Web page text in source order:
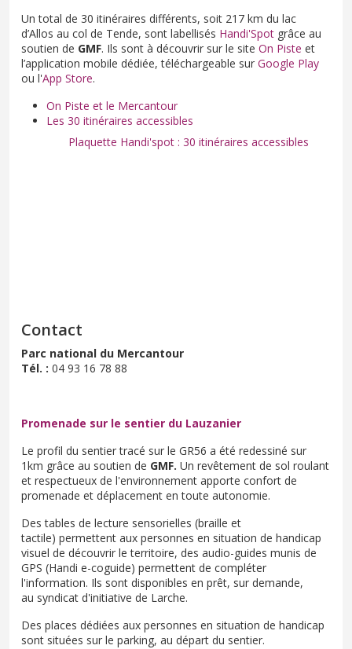
Un total de 30 itinéraires différents, soit 217 km du lac
d’Allos au col de Tende, sont labellisés Handi'Spot grâce au
soutien de GMF. Ils sont à découvrir sur le site On Piste et
l’application mobile dédiée, téléchargeable sur Google Play
ou l'App Store.
On Piste et le Mercantour
Les 30 itinéraires accessibles
Plaquette Handi'spot : 30 itinéraires accessibles
Contact
Parc national du Mercantour
Tél. : 04 93 16 78 88
Promenade sur le sentier du Lauzanier
Le profil du sentier tracé sur le GR56 a été redessiné sur
1km grâce au soutien de GMF. Un revêtement de sol roulant
et respectueux de l'environnement apporte confort de
promenade et déplacement en toute autonomie.
Des tables de lecture sensorielles (braille et
tactile) permettent aux personnes en situation de handicap
visuel de découvrir le territoire, des audio-guides munis de
GPS (Handi e-coguide) permettent de compléter
l'information. Ils sont disponibles en prêt, sur demande,
au syndicat d'initiative de Larche.
Des places dédiées aux personnes en situation de handicap
sont situées sur le parking, au départ du sentier.